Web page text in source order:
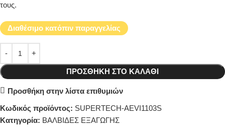
τους.
Διαθέσιμο κατόπιν παραγγελίας
ΠΡΟΣΘΉΚΗ ΣΤΟ ΚΑΛΆΘΙ
Προσθήκη στην λίστα επιθυμιών
Κωδικός προϊόντος: SUPERTECH-AEVI1103S
Κατηγορία: ΒΑΛΒΙΔΕΣ ΕΞΑΓΩΓΗΣ